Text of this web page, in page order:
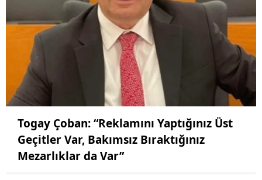
Togay Çoban: “Reklamını Yaptığınız Üst
Geçitler Var, Bakımsız Bıraktığınız
Mezarlıklar da Var”